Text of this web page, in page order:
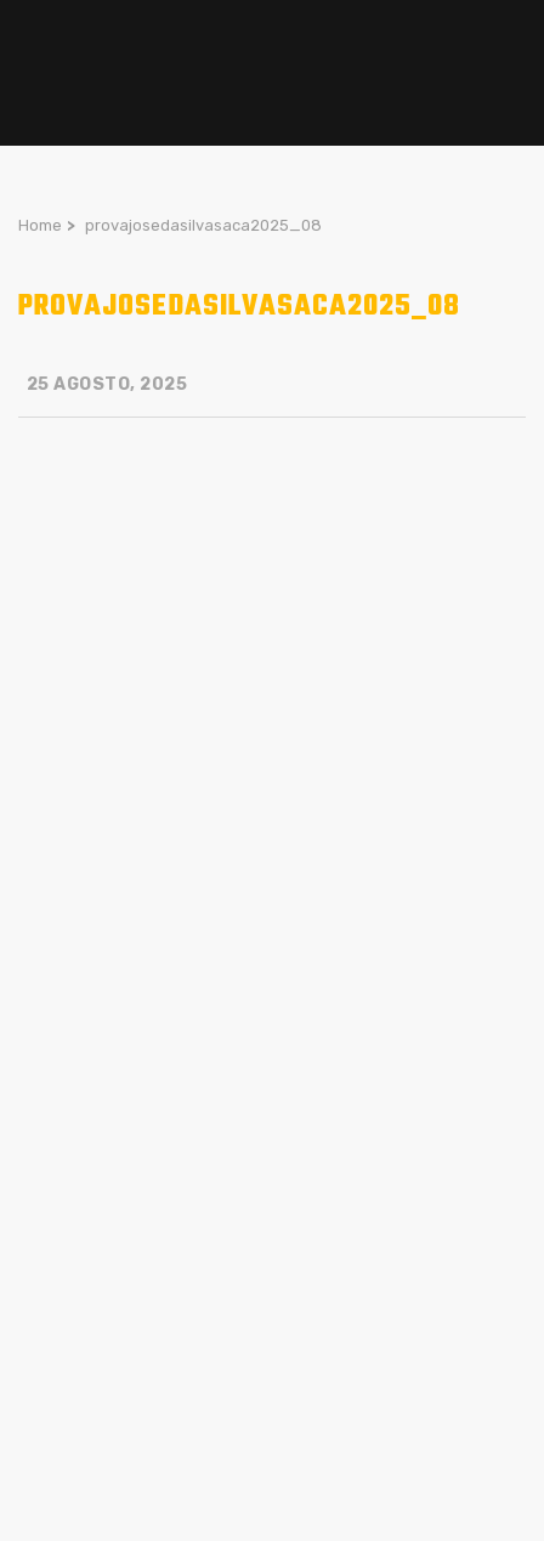
Home > provajosedasilvasaca2025_08
PROVAJOSEDASILVASACA2025_08
25 AGOSTO, 2025